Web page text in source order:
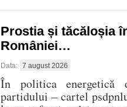
Prostia și tăcăloșia
României…
Data: 7 august 2026
În politica
partidului – cartel